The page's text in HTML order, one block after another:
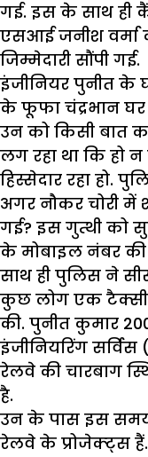
गई. इस के साथ ही
एसआई जनीश वर्मा
जिम्मेदारी सौंपी गई.
इंजीनियर पुनीत के
के फूफा चंद्रभान
उन को किसी बात
लग रहा था कि हो न
हिस्सेदार रहा हो.
अगर नौकर चोरी में
गई? इस गुत्थी को
के मोबाइल नंबर
साथ ही पुलिस ने
कुछ लोग एक
की. पुनीत कुमार
इंजीनियरिंग
रेलवे की चारबाग
है.
उन के पास इस
रेलवे के प्रोजेक्ट्स